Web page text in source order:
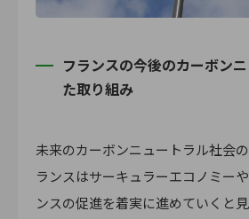
フランスの今後のカーボン
た取り組み
未来のカーボンニュートラル社会
ランスはサーキュラーエコノミー
ンスの促進を着実に進めていくと